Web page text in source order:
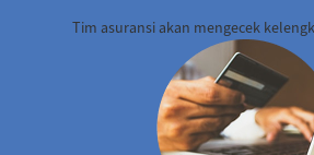
Tim asuransi akan mengecek